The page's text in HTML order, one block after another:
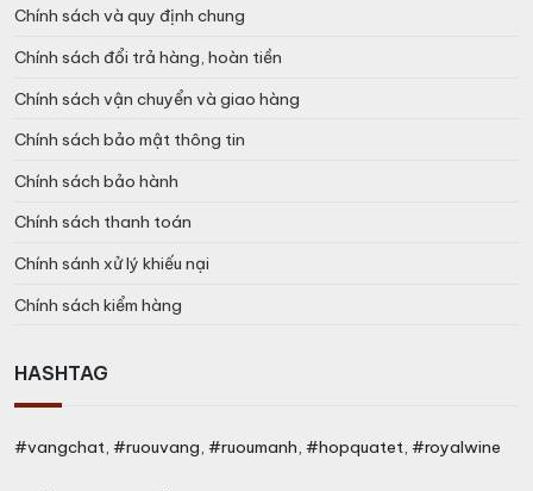
Chính sách và quy định chung
Chính sách đổi trả hàng, hoàn tiền
Chính sách vận chuyển và giao hàng
Chính sách bảo mật thông tin
Chính sách bảo hành
Chính sách thanh toán
Chính sánh xử lý khiếu nại
Chính sách kiểm hàng
HASHTAG
#vangchat, #ruouvang, #ruoumanh, #hopquatet, #royalwine